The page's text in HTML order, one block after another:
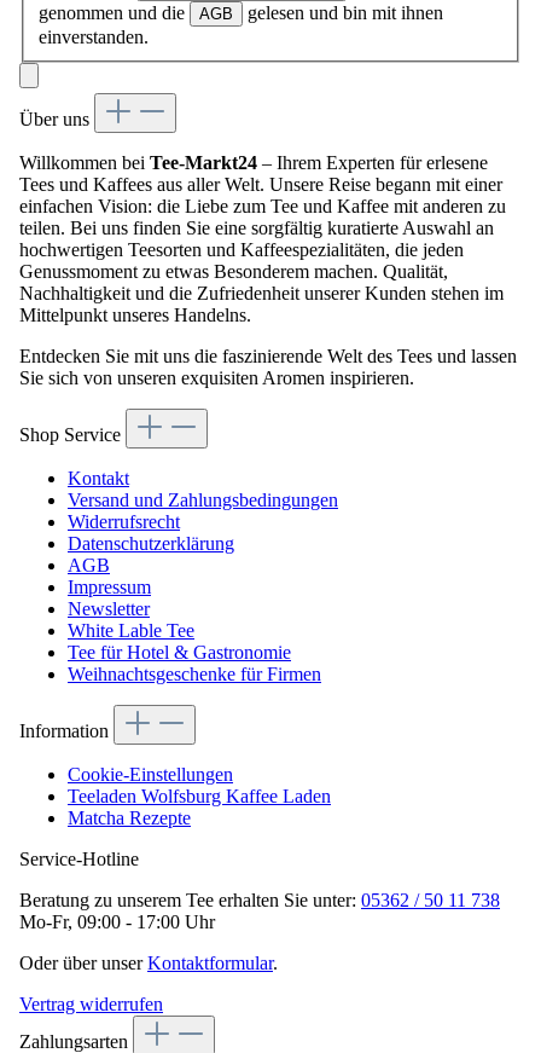
genommen und die
AGB
gelesen und bin mit ihnen
einverstanden.
Über uns
Willkommen bei Tee-Markt24 – Ihrem Experten für erlesene
Tees und Kaffees aus aller Welt. Unsere Reise begann mit einer
einfachen Vision: die Liebe zum Tee und Kaffee mit anderen zu
teilen. Bei uns finden Sie eine sorgfältig kuratierte Auswahl an
hochwertigen Teesorten und Kaffeespezialitäten, die jeden
Genussmoment zu etwas Besonderem machen. Qualität,
Nachhaltigkeit und die Zufriedenheit unserer Kunden stehen im
Mittelpunkt unseres Handelns.
Entdecken Sie mit uns die faszinierende Welt des Tees und lassen
Sie sich von unseren exquisiten Aromen inspirieren.
Shop Service
Kontakt
Versand und Zahlungsbedingungen
Widerrufsrecht
Datenschutzerklärung
AGB
Impressum
Newsletter
White Lable Tee
Tee für Hotel & Gastronomie
Weihnachtsgeschenke für Firmen
Information
Cookie-Einstellungen
Teeladen Wolfsburg Kaffee Laden
Matcha Rezepte
Service-Hotline
Beratung zu unserem Tee erhalten Sie unter: 05362 / 50 11 738
Mo-Fr, 09:00 - 17:00 Uhr
Oder über unserKontaktformular.
Vertrag widerrufen
Zahlungsarten